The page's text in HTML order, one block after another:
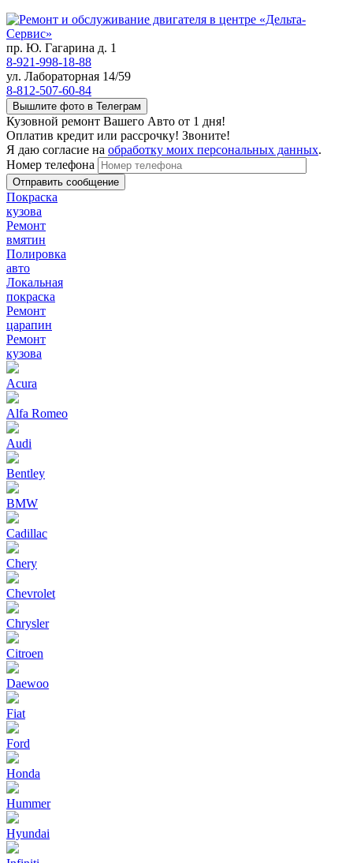
пр. Ю. Гагарина д. 1
8-921-998-18-88
ул. Лабораторная 14/59
8-812-507-60-84
Вышлите фото в Телеграм
Кузовной ремонт Вашего Авто от 1 дня!
Оплатив кредит или рассрочку! Звоните!
Я даю согласие на обработку моих персональных данных.
Номер телефона
Покраска
кузова
Ремонт
вмятин
Полировка
авто
Локальная
покраска
Ремонт
царапин
Ремонт
кузова
Acura
Alfa Romeo
Audi
Bentley
BMW
Cadillac
Chery
Chevrolet
Chrysler
Citroen
Daewoo
Fiat
Ford
Honda
Hummer
Hyundai